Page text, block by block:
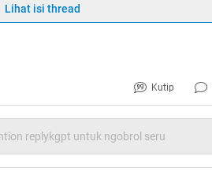
Lihat isi thread
Kutip
replykgpt untuk ngobrol seru